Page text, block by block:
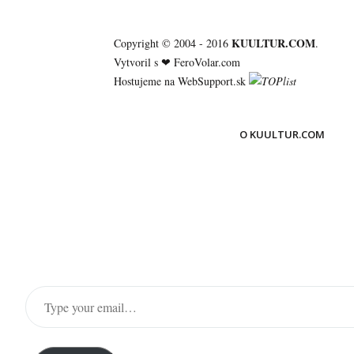
Copyright © 2004 - 2016 KUULTUR.COM.
Vytvoril s ❤ FeroVolar.com
Hostujeme na WebSupport.sk
O KUULTUR.COM
Type
your